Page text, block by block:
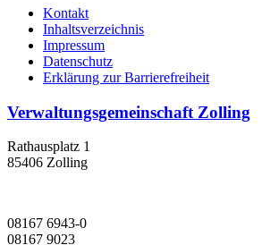
Kontakt
Inhaltsverzeichnis
Impressum
Datenschutz
Erklärung zur Barrierefreiheit
Verwaltungsgemeinschaft Zolling
Rathausplatz 1
85406 Zolling
08167 6943-0
08167 9023